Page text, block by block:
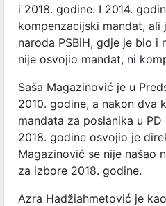
i 2018. godine. I 2014.
kompenzacijski mandat, ali
naroda PSBiH, gdje je bio i
nije osvojio mandat, ni
Saša Magazinović je u
2010. godine, a nakon dva
mandata za poslanika u PD
2018. godine osvojio je
Magazinović se nije našao
za izbore 2018. godine.
Azra Hadžiahmetović je